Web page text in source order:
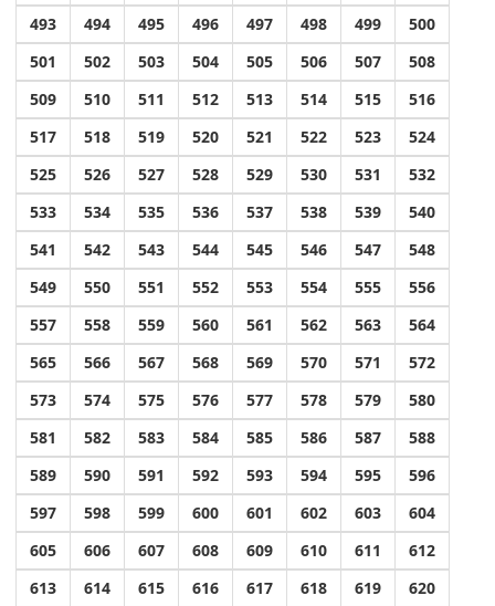
493
494 495 496 497 498 499
500
501
502 503 504 505 506 507
508
509
510 511 512 513 514 515
516
517
518 519 520 521 522 523
524
525
526 527 528 529 530 531
532
533
534 535 536 537 538 539
540
541
542 543 544 545 546 547
548
549
550 551 552 553 554 555
556
557
558 559 560 561 562 563
564
565
566 567 568 569 570 571
572
573
574 575 576 577 578 579
580
581
582 583 584 585 586 587
588
589
590 591 592 593 594 595
596
597
598 599 600 601 602 603
604
605
606 607 608 609 610 611
612
613
614 615 616 617 618 619
620